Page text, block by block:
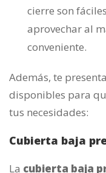
cierre son
aprovechar al
conveniente.
Además, te
disponibles para
tus necesidades:
Cubierta baja
La cubierta baja